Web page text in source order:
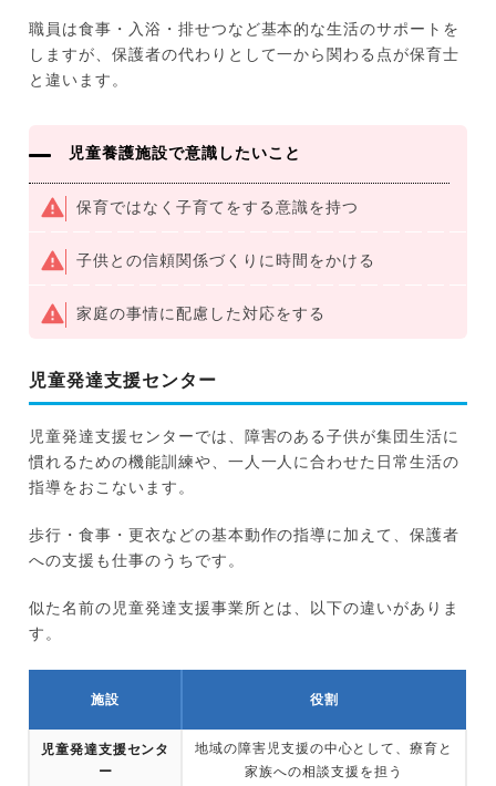
職員は食事・入浴・排せつなど基本的な生活のサポートを
しますが、保護者の代わりとして一から関わる点が保育士
と違います。
児童養護施設で意識したいこと
保育ではなく子育てをする意識を持つ
子供との信頼関係づくりに時間をかける
家庭の事情に配慮した対応をする
児童発達支援センター
児童発達支援センターでは、障害のある子供が集団生活に
慣れるための機能訓練や、一人一人に合わせた日常生活の
指導をおこないます。
歩行・食事・更衣などの基本動作の指導に加えて、保護者
への支援も仕事のうちです。
似た名前の児童発達支援事業所とは、以下の違いがありま
す。
施設 役割
児童発達支援センタ
ー
地域の障害児支援の中心として、療育と
家族への相談支援を担う